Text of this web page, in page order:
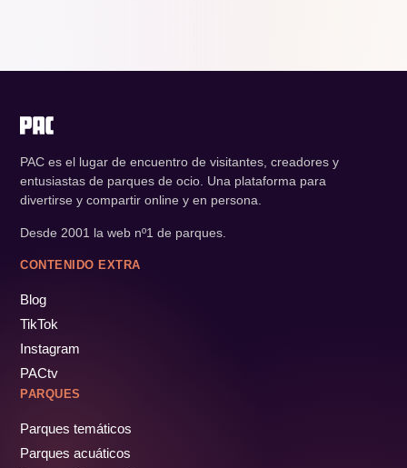
PAC es el lugar de encuentro de visitantes, creadores y
entusiastas de parques de ocio. Una plataforma para
divertirse y compartir online y en persona.
Desde 2001 la web nº1 de parques.
CONTENIDO EXTRA
Blog
TikTok
Instagram
PACtv
PARQUES
Parques temáticos
Parques acuáticos